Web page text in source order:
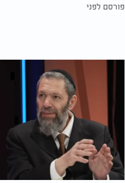
פורסם לפני